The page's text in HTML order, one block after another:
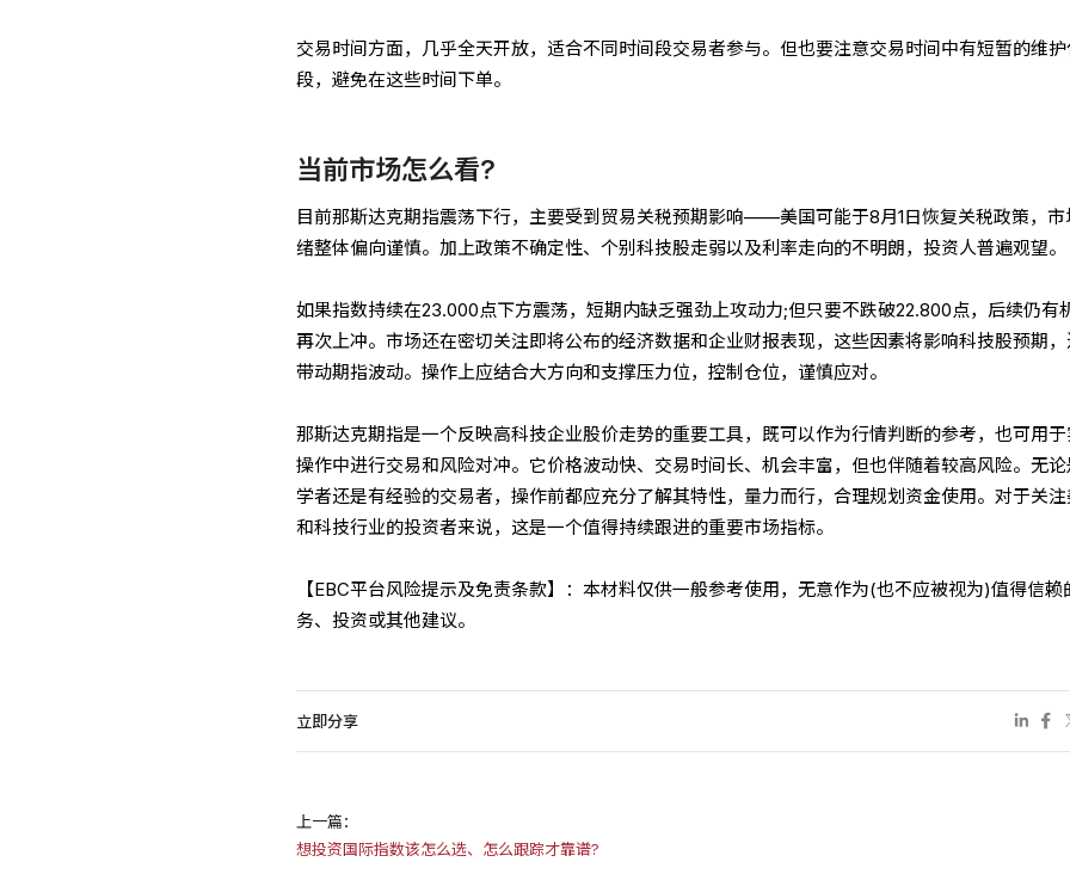
交易时间方面，几乎全天开放，适合不同时间段交易者参与。但也要注意交易时间中有短暂的维
段，避免在这些时间下单。
当前市场怎么看?
目前那斯达克期指震荡下行，主要受到贸易关税预期影响——美国可能于8月1日恢复关税政策，市
绪整体偏向谨慎。加上政策不确定性、个别科技股走弱以及利率走向的不明朗，投资人普遍观望。
如果指数持续在23.000点下方震荡，短期内缺乏强劲上攻动力;但只要不跌破22.800点，后续仍有
再次上冲。市场还在密切关注即将公布的经济数据和企业财报表现，这些因素将影响科技股预期
带动期指波动。操作上应结合大方向和支撑压力位，控制仓位，谨慎应对。
那斯达克期指是一个反映高科技企业股价走势的重要工具，既可以作为行情判断的参考，也可用
操作中进行交易和风险对冲。它价格波动快、交易时间长、机会丰富，但也伴随着较高风险。无
学者还是有经验的交易者，操作前都应充分了解其特性，量力而行，合理规划资金使用。对于关
和科技行业的投资者来说，这是一个值得持续跟进的重要市场指标。
【EBC平台风险提示及免责条款】：本材料仅供一般参考使用，无意作为(也不应被视为)值得信赖
务、投资或其他建议。
立即分享
上一篇：
想投资国际指数该怎么选、怎么跟踪才靠谱?